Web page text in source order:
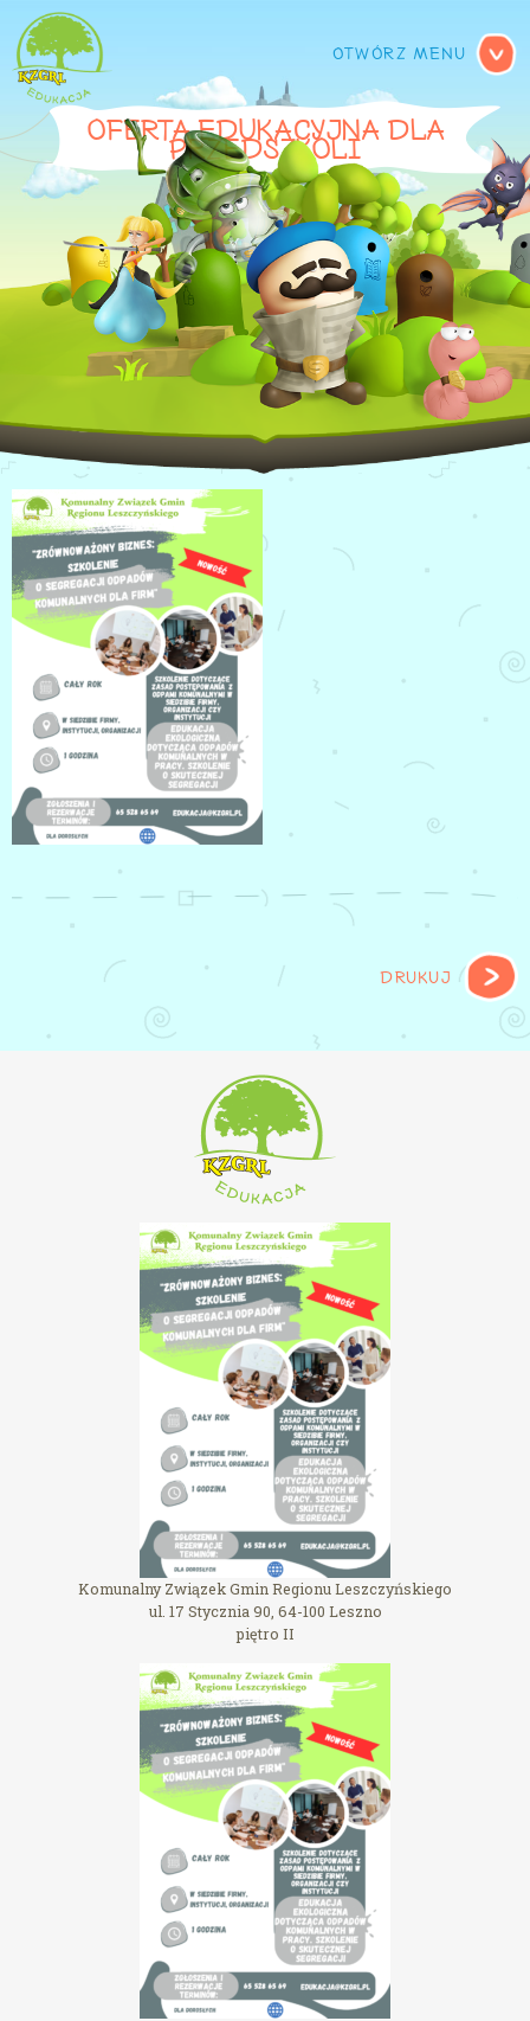
MENU GŁÓWNE
OFERTA EDUKACYJNA DLA
PRZEDSZKOLI
OFERTA
EDUKACJA
EKOLOGICZNA
DRUKUJ
Komunalny Związek Gmin Regionu Leszczyńskiego
ul. 17 Stycznia 90, 64-100 Leszno
piętro II